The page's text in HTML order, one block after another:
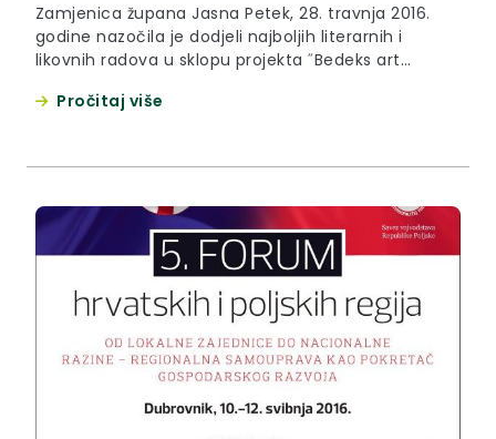
Zamjenica župana Jasna Petek, 28. travnja 2016.
godine nazočila je dodjeli najboljih literarnih i
likovnih radova u sklopu projekta ˝Bedeks art
Pročitaj više